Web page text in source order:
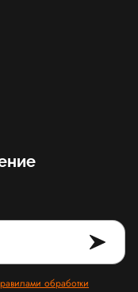
обработки